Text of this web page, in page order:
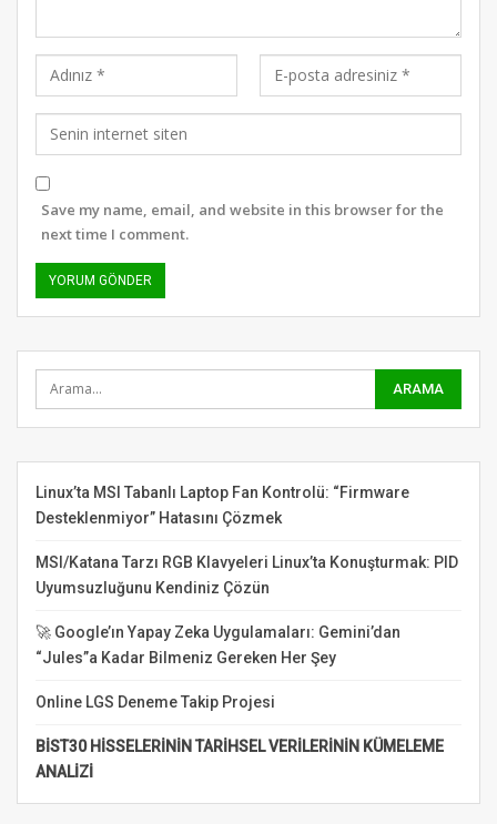
Save my name, email, and website in this browser for the
next time I comment.
Linux’ta MSI Tabanlı Laptop Fan Kontrolü: “Firmware
Desteklenmiyor” Hatasını Çözmek
MSI/Katana Tarzı RGB Klavyeleri Linux’ta Konuşturmak: PID
Uyumsuzluğunu Kendiniz Çözün
🚀 Google’ın Yapay Zeka Uygulamaları: Gemini’dan
“Jules”a Kadar Bilmeniz Gereken Her Şey
Online LGS Deneme Takip Projesi
BİST30 HİSSELERİNİN TARİHSEL VERİLERİNİN KÜMELEME
ANALİZİ